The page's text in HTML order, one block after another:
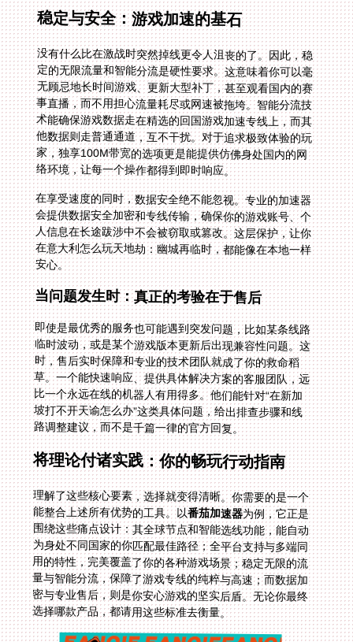
稳定与安全：游戏加速的基石
没有什么比在激战时突然掉线更令人沮丧的了。因此，稳
定的无限流量和智能分流是硬性要求。这意味着你可以毫
无顾忌地长时间游戏、更新大型补丁，甚至观看国内的赛
事直播，而不用担心流量耗尽或网速被拖垮。智能分流技
术能确保游戏数据走在精选的回国游戏加速专线上，而其
他数据则走普通通道，互不干扰。对于追求极致体验的玩
家，独享100M带宽的选项更是能提供仿佛身处国内的网
络环境，让每一个操作都得到即时响应。
在享受速度的同时，数据安全绝不能忽视。专业的加速器
会提供数据安全加密和专线传输，确保你的游戏账号、个
人信息在长途跋涉中不会被窃取或篡改。这层保护，让你
在意大利怎么玩天地劫：幽城再临时，都能像在本地一样
安心。
当问题发生时：真正的考验在于售后
即使是最优秀的服务也可能遇到突发问题，比如某条线路
临时波动，或是某个游戏版本更新后出现兼容性问题。这
时，售后实时保障和专业的技术团队就成了你的救命稻
草。一个能快速响应、提供具体解决方案的客服团队，远
比一个永远在线的机器人有用得多。他们能针对“在新加
坡打不开天谕怎么办”这类具体问题，给出排查步骤和线
路调整建议，而不是千篇一律的官方回复。
将理论付诸实践：你的畅玩行动指南
理解了这些核心要素，选择就变得清晰。你需要的是一个
能整合上述所有优势的工具。以番茄加速器为例，它正是
围绕这些痛点设计：其全球节点和智能选线功能，能自动
为身处不同国家的你匹配最佳路径；全平台支持与多端同
用的特性，完美覆盖了你的各种游戏场景；稳定无限的流
量与智能分流，保障了游戏专线的纯粹与高速；而数据加
密与专业售后，则是你安心游戏的坚实后盾。无论你最终
选择哪款产品，都请用这些标准去衡量。